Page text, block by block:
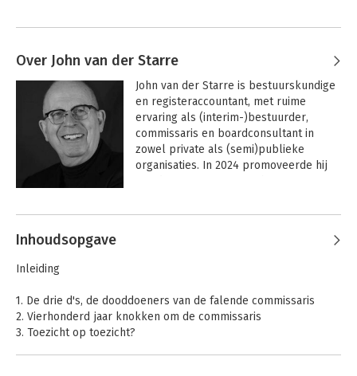
Over John van der Starre
John van der Starre is bestuurskundige
en registeraccountant, met ruime
ervaring als (interim-)bestuurder,
commissaris en boardconsultant in
zowel private als (semi)publieke
organisaties. In 2024 promoveerde hij
toezicht en bestuur.
Andere boeken door John van der
Starre
Inhoudsopgave
Inleiding
1. De drie d's, de dooddoeners van de falende commissaris
2. Vierhonderd jaar knokken om de commissaris
3. Toezicht op toezicht?